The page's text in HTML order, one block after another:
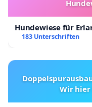
Hundewiese für
183 Unterschriften
Wir hier